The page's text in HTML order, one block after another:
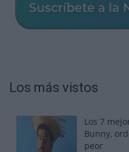
Los más vistos
Los 7
Bunny,
peor